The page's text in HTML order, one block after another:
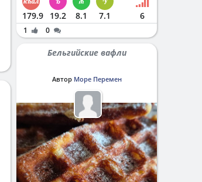
179.9 19.2 8.1 7.1 6
1 0
Бельгийские вафли
Автор Море Перемен